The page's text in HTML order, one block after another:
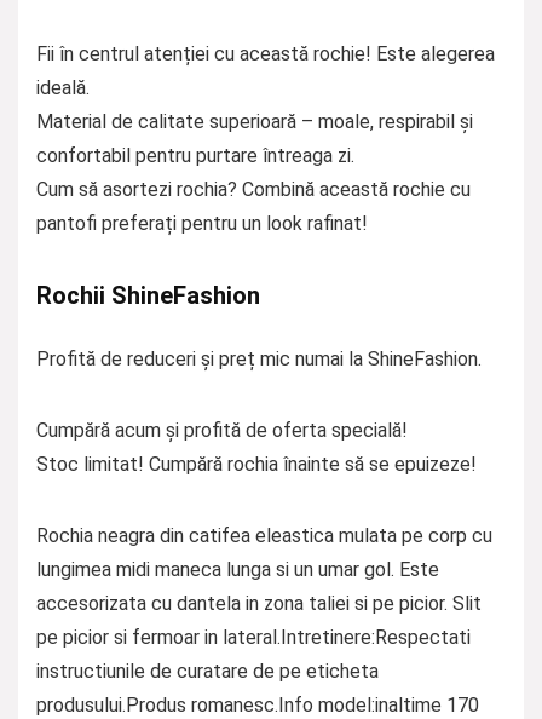
Fii în centrul atenției cu această rochie! Este alegerea
ideală.
Material de calitate superioară – moale, respirabil și
confortabil pentru purtare întreaga zi.
Cum să asortezi rochia? Combină această rochie cu
pantofi preferați pentru un look rafinat!
Rochii ShineFashion
Profită de reduceri și preț mic numai la ShineFashion.
Cumpără acum și profită de oferta specială!
Stoc limitat! Cumpără rochia înainte să se epuizeze!
Rochia neagra din catifea eleastica mulata pe corp cu
lungimea midi maneca lunga si un umar gol. Este
accesorizata cu dantela in zona taliei si pe picior. Slit
pe picior si fermoar in lateral.Intretinere:Respectati
instructiunile de curatare de pe eticheta
produsului.Produs romanesc.Info model:inaltime 170